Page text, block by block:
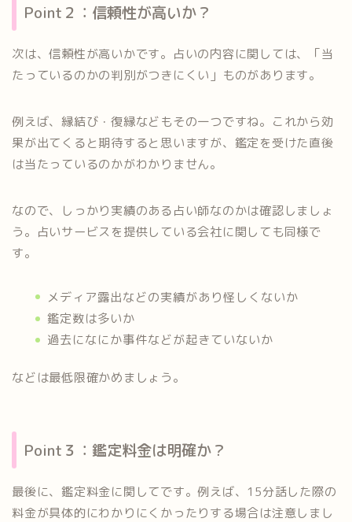
Point２：信頼性が高いか？
次は、信頼性が高いかです。占いの内容に関しては、「当
たっているのかの判別がつきにくい」ものがあります。
例えば、縁結び・復縁などもその一つですね。これから効
果が出てくると期待すると思いますが、鑑定を受けた直後
は当たっているのかがわかりません。
なので、しっかり実績のある占い師なのかは確認しましょ
う。占いサービスを提供している会社に関しても同様で
す。
メディア露出などの実績があり怪しくないか
鑑定数は多いか
過去になにか事件などが起きていないか
などは最低限確かめましょう。
Point３：鑑定料金は明確か？
最後に、鑑定料金に関してです。例えば、15分話した際の
料金が具体的にわかりにくかったりする場合は注意しまし